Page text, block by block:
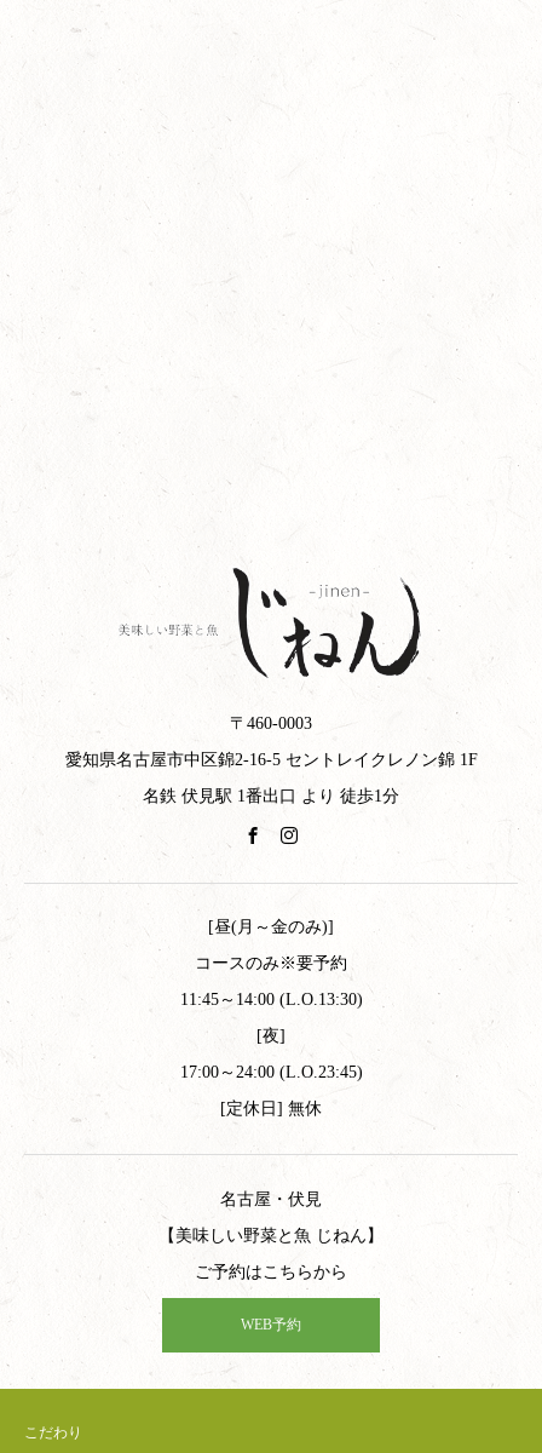
〒460-0003
愛知県名古屋市中区錦2-16-5 セントレイクレノン錦 1F
名鉄 伏見駅 1番出口 より 徒歩1分
[昼(月～金のみ)]
コースのみ※要予約
11:45～14:00 (L.O.13:30)
[夜]
17:00～24:00 (L.O.23:45)
[定休日] 無休
名古屋・伏見
【美味しい野菜と魚 じねん】
ご予約はこちらから
WEB予約
こだわり